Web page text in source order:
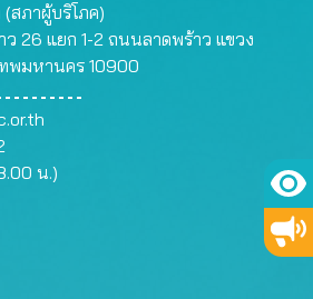
สภาผู้บริโภค)
ว 26 แยก 1-2 ถนนลาดพร้าว แขวง
ทพมหานคร 10900
น.)